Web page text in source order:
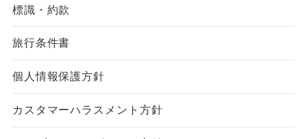
標識・約款
旅行条件書
個人情報保護方針
カスタマーハラスメント方針